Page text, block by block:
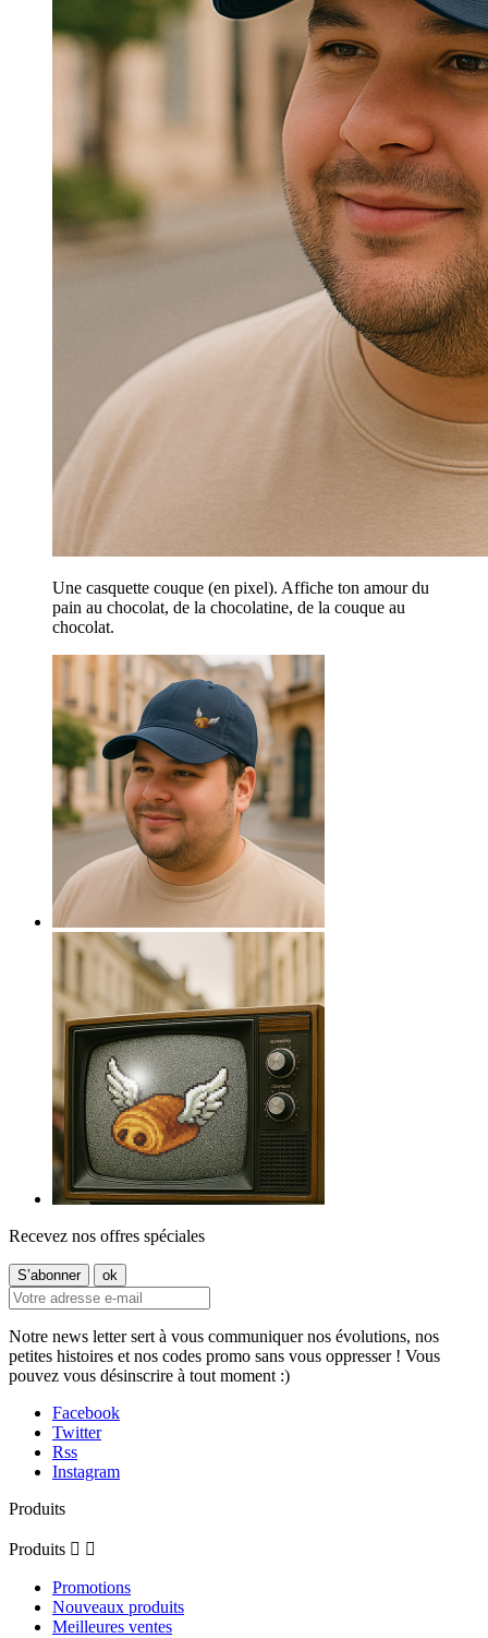
Une casquette couque (en pixel). Affiche ton amour du
pain au chocolat, de la chocolatine, de la couque au
chocolat.
Recevez nos offres spéciales
Notre news letter sert à vous communiquer nos évolutions, nos
petites histoires et nos codes promo sans vous oppresser ! Vous
pouvez vous désinscrire à tout moment :)
Facebook
Twitter
Rss
Instagram
Produits
Produits  
Promotions
Nouveaux produits
Meilleures ventes